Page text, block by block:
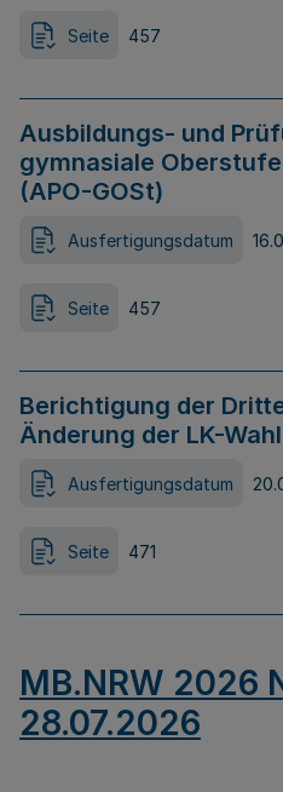
Seite 457
Ausbildungs- und
gymnasiale
(APO-GOSt)
Ausfertigungsdatum
Seite 457
Berichtigung der
Änderung der LK-
Ausfertigungsdatum
Seite 471
MB.NRW 2026
28.07.2026